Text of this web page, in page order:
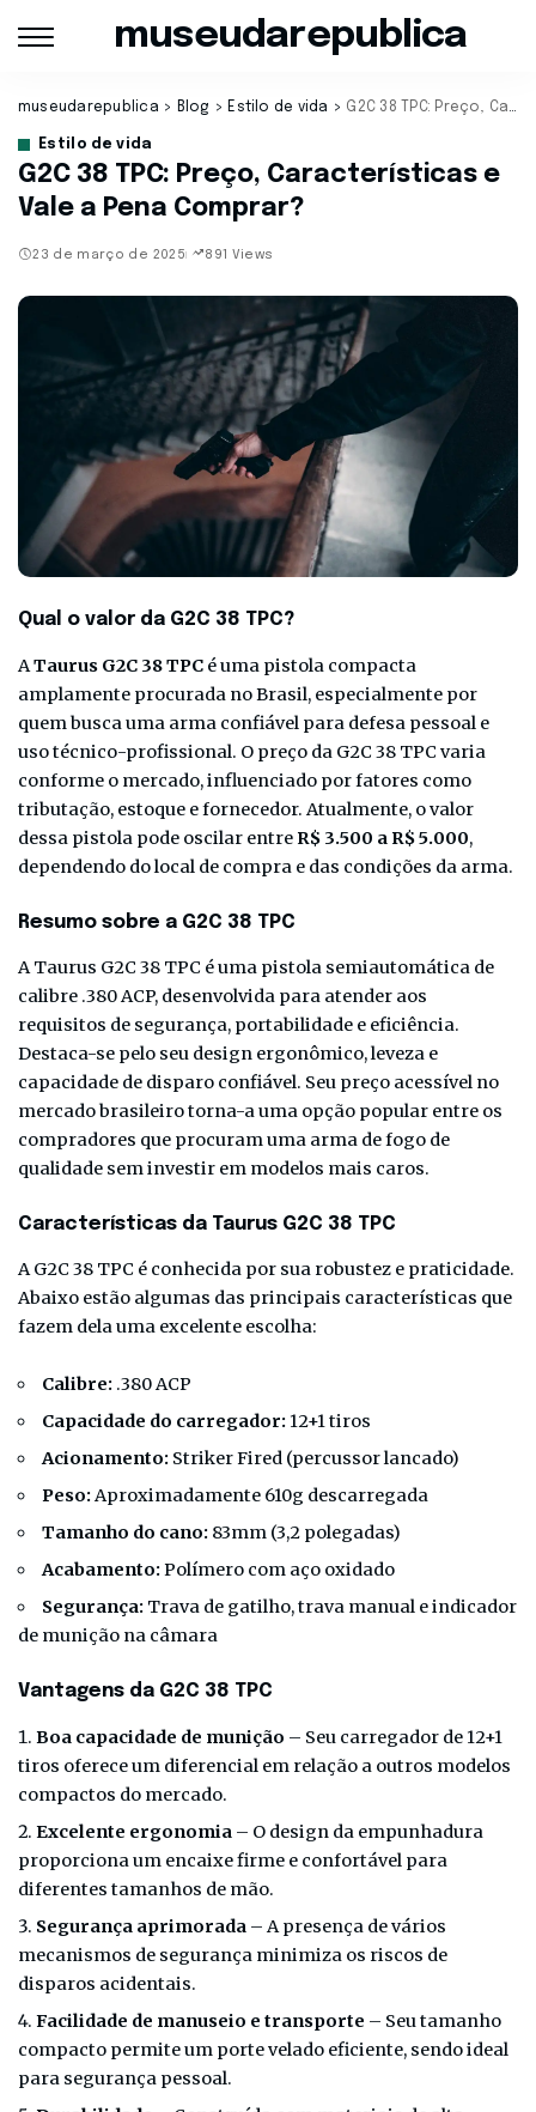
museudarepublica
museudarepublica > Blog > Estilo de vida > G2C 38 TPC: Preço, Características e Vale a Pena Comprar?
Estilo de vida
G2C 38 TPC: Preço, Características e
Vale a Pena Comprar?
23 de março de 2025 891 Views
Qual o valor da G2C 38 TPC?
ATaurus G2C 38 TPC é uma pistola compacta
amplamente procurada no Brasil, especialmente por
quem busca uma arma confiável para defesa pessoal e
uso técnico-profissional. O preço da G2C 38 TPC varia
conforme o mercado, influenciado por fatores como
tributação, estoque e fornecedor. Atualmente, o valor
dessa pistola pode oscilar entre R$ 3.500 a R$ 5.000,
dependendo do local de compra e das condições da arma.
Resumo sobre a G2C 38 TPC
A Taurus G2C 38 TPC é uma pistola semiautomática de
calibre .380 ACP, desenvolvida para atender aos
requisitos de segurança, portabilidade e eficiência.
Destaca-se pelo seu design ergonômico, leveza e
capacidade de disparo confiável. Seu preço acessível no
mercado brasileiro torna-a uma opção popular entre os
compradores que procuram uma arma de fogo de
qualidade sem investir em modelos mais caros.
Características da Taurus G2C 38 TPC
A G2C 38 TPC é conhecida por sua robustez e praticidade.
Abaixo estão algumas das principais características que
fazem dela uma excelente escolha:
Calibre: .380 ACP
Capacidade do carregador: 12+1 tiros
Acionamento: Striker Fired (percussor lancado)
Peso:Aproximadamente 610g descarregada
Tamanho do cano: 83mm (3,2 polegadas)
Acabamento:Polímero com aço oxidado
Segurança: Trava de gatilho, trava manual e indicador
de munição na câmara
Vantagens da G2C 38 TPC
Boa capacidade de munição – Seu carregador de 12+1
tiros oferece um diferencial em relação a outros modelos
compactos do mercado.
Excelente ergonomia – O design da empunhadura
proporciona um encaixe firme e confortável para
diferentes tamanhos de mão.
Segurança aprimorada – A presença de vários
mecanismos de segurança minimiza os riscos de
disparos acidentais.
Facilidade de manuseio e transporte – Seu tamanho
compacto permite um porte velado eficiente, sendo ideal
para segurança pessoal.